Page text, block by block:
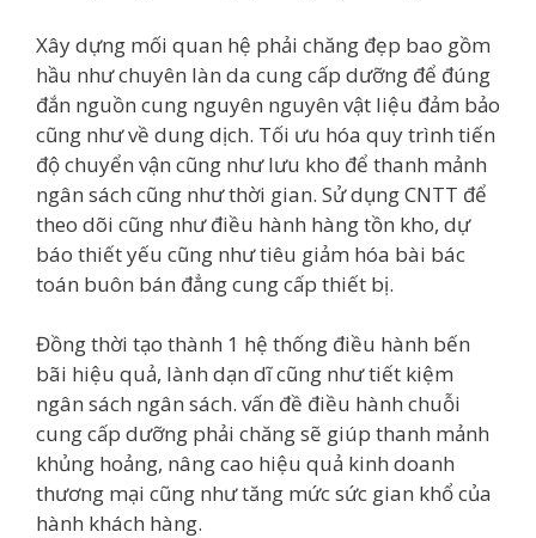
Xây dựng mối quan hệ phải chăng đẹp bao gồm
hầu như chuyên làn da cung cấp dưỡng để đúng
đắn nguồn cung nguyên nguyên vật liệu đảm bảo
cũng như về dung dịch. Tối ưu hóa quy trình tiến
độ chuyển vận cũng như lưu kho để thanh mảnh
ngân sách cũng như thời gian. Sử dụng CNTT để
theo dõi cũng như điều hành hàng tồn kho, dự
báo thiết yếu cũng như tiêu giảm hóa bài bác
toán buôn bán đẳng cung cấp thiết bị.
Đồng thời tạo thành 1 hệ thống điều hành bến
bãi hiệu quả, lành dạn dĩ cũng như tiết kiệm
ngân sách ngân sách. vấn đề điều hành chuỗi
cung cấp dưỡng phải chăng sẽ giúp thanh mảnh
khủng hoảng, nâng cao hiệu quả kinh doanh
thương mại cũng như tăng mức sức gian khổ của
hành khách hàng.